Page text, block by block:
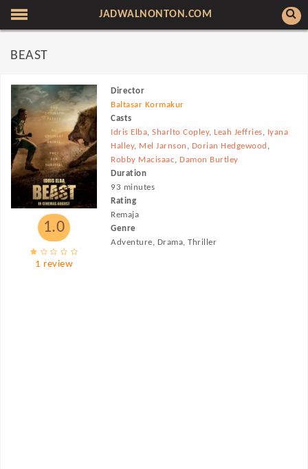
JADWALNONTON.COM
BEAST
1.0
1 review
Director
Baltasar Kormakur
Casts
Idris Elba,Sharlto Copley, Leah Jeffries, Iyana
Halley, Mel Jarnson , Dorian Hedgewood ,
Robby Macisaac, Damon Burtley
Duration
93 minutes
Rating
Remaja
Genre
Adventure, Drama, Thriller